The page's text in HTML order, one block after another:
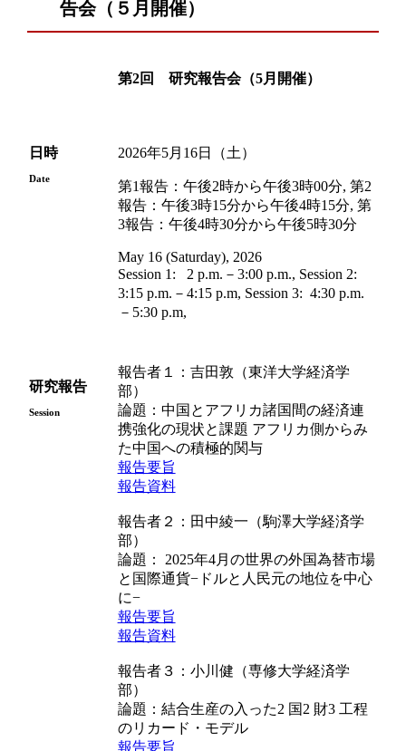
告会（５月開催）
第2回 研究報告会（5月開催）
日時
Date
2026年5月16日（土）
第1報告：午後2時から午後3時00分, 第2
報告：午後3時15分から午後4時15分, 第
3報告：午後4時30分から午後5時30分
May 16 (Saturday), 2026
Session 1: 2 p.m.－3:00 p.m., Session 2:
3:15 p.m.－4:15 p.m, Session 3: 4:30 p.m.
－5:30 p.m,
研究報告
Session
報告者１：吉田敦（東洋大学経済学
部）
論題：中国とアフリカ諸国間の経済連
携強化の現状と課題 アフリカ側からみ
た中国への積極的関与
報告要旨
報告資料
報告者２：⽥中綾⼀（駒澤⼤学経済学
部）
論題： 2025年4⽉の世界の外国為替市場
と国際通貨−ドルと⼈⺠元の地位を中⼼
に−
報告要旨
報告資料
報告者３：小川健（専修大学経済学
部）
論題：結合生産の入った2 国2 財3 工程
のリカード・モデル
報告要旨